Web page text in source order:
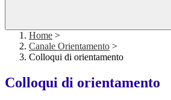
Home >
Canale Orientamento >
Colloqui di orientamento
Colloqui di orientamento